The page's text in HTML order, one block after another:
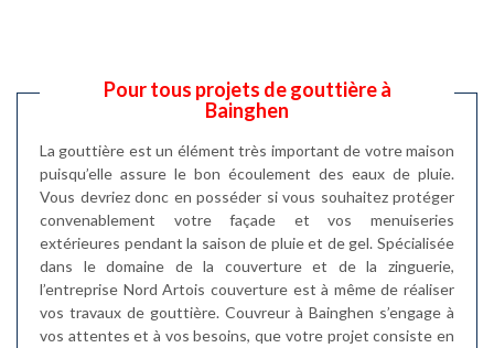
Pour tous projets de gouttière à
Bainghen
La gouttière est un élément très important de votre maison
puisqu’elle assure le bon écoulement des eaux de pluie.
Vous devriez donc en posséder si vous souhaitez protéger
convenablement votre façade et vos menuiseries
extérieures pendant la saison de pluie et de gel. Spécialisée
dans le domaine de la couverture et de la zinguerie,
l’entreprise Nord Artois couverture est à même de réaliser
vos travaux de gouttière. Couvreur à Bainghen s’engage à
vos attentes et à vos besoins, que votre projet consiste en